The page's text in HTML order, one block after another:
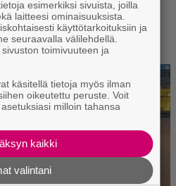
esimerkiksi sivuista, joilla
laitteesi ominaisuuksista.
käyttötarkoituksiin ja
seuraavalla välilehdellä.
toimivuuteen ja
käsitellä tietoja myös ilman
oikeutettu peruste. Voit
milloin tahansa
kaikki
valintani